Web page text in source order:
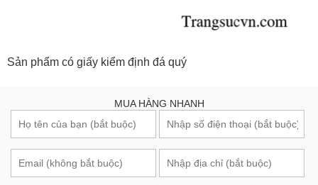
Sản phẩm có giấy kiểm định đá quý
MUA HÀNG NHANH